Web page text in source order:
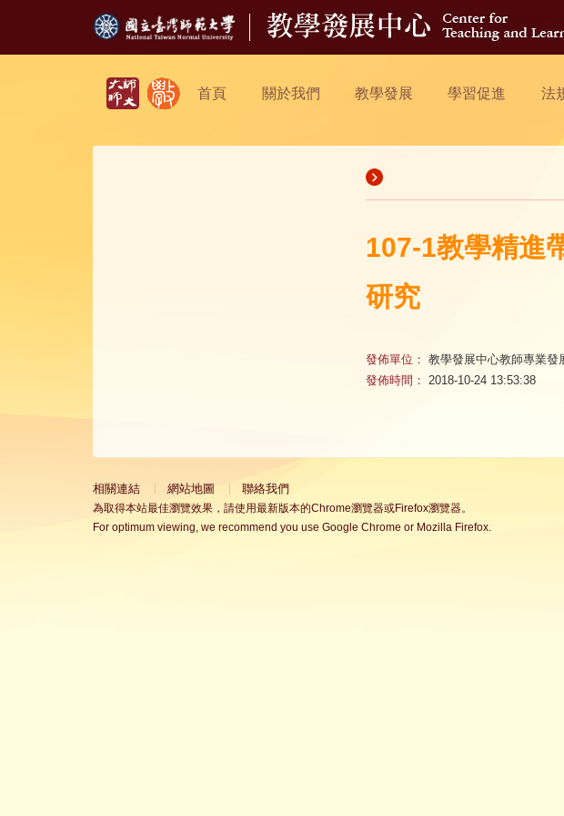
首頁 關於我們 教學發展 學習促進 法
107-1教學精進
研究
發佈單位： 教學發展中心教師專業發
發佈時間： 2018-10-24 13:53:38
相關連結 網站地圖 聯絡我們
為取得本站最佳瀏覽效果，請使用最新版本的Chrome瀏覽器或Firefox瀏覽器。
For optimum viewing, we recommend you use Google Chrome or Mozilla Firefox.